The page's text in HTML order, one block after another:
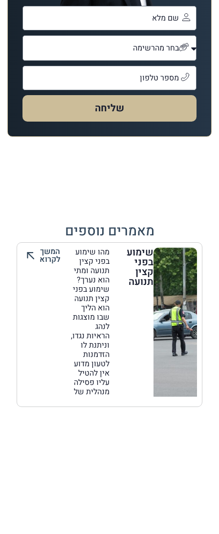
שליחה
מאמרים נוספים
שימוע
בפני
קצין
תנועה
מהו שימוע
בפני קצין
תנועה ומתי
הוא נערך?
שימוע בפני
קצין תנועה
הוא הליך
שבו מוצגות
לנהג
הראיות נגדו,
וניתנת לו
הזדמנות
לטעון מדוע
אין להטיל
עליו פסילה
מנהלית של
המשך
לקרוא